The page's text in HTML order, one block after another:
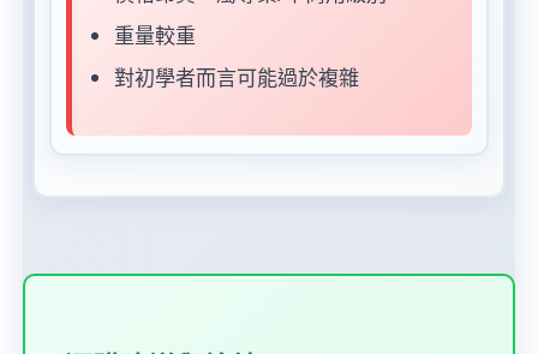
重量較重
對初學者而言可能過於複雜